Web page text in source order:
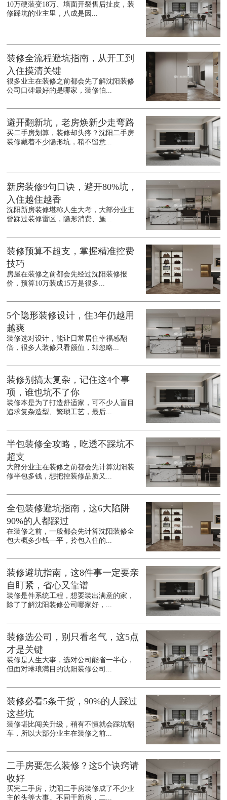
10万硬装变18万、墙面开裂售后扯皮，装
修踩坑的业主里，八成是因...
装修全流程避坑指南，从开工到
入住摸清关键
很多业主在装修之前都会先了解沈阳装修
公司口碑最好的是哪家，装修怕...
避开翻新坑，老房焕新少走弯路
买二手房划算，装修却头疼？沈阳二手房
装修藏着不少隐形坑，稍不留意...
新房装修9句口诀，避开80%坑，
入住越住越香
沈阳新房装修堪称人生大考，大部分业主
曾踩过装修雷区，隐形消费、施...
装修预算不超支，掌握精准控费
技巧
房屋在装修之前都会先经过沈阳装修报
价，预算10万装成15万是很多...
5个隐形装修设计，住3年仍越用
越爽
装修选对设计，能让日常居住幸福感翻
倍，很多人装修只看颜值，却忽略...
装修别搞太复杂，记住这4个事
项，谁也坑不了你
装修本是为了打造舒适家，可不少人盲目
追求复杂造型、繁琐工艺，最后...
半包装修全攻略，吃透不踩坑不
超支
大部分业主在装修之前都会先计算沈阳装
修半包多钱，想把控装修品质又...
全包装修避坑指南，这6大陷阱
90%的人都踩过
在装修之前，一般都会先计算沈阳装修全
包大概多少钱一平，拎包入住的...
装修避坑指南，这8件事一定要亲
自盯紧，省心又靠谱
装修是件系统工程，想要装出满意的家，
除了了解沈阳装修公司哪家好，...
装修选公司，别只看名气，这5点
才是关键
装修是人生大事，选对公司能省一半心，
但面对琳琅满目的沈阳装修公司...
装修必看5条干货，90%的人踩过
这些坑
装修堪比闯关升级，稍有不慎就会踩坑翻
车，所以大部分业主在装修之前...
二手房要怎么装修？这5个诀窍请
收好
买完二手房，沈阳二手房装修成了不少业
主的头等大事。不同于新房，二...